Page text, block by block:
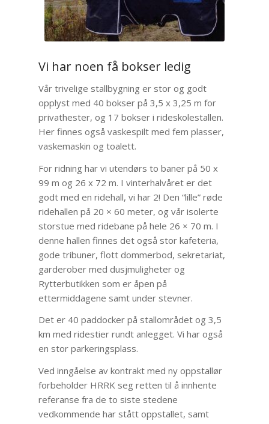
Vi har noen få bokser ledig
Vår trivelige stallbygning er stor og godt
opplyst med 40 bokser på 3,5 x 3,25 m for
privathester, og 17 bokser i rideskolestallen.
Her finnes også vaskespilt med fem plasser,
vaskemaskin og toalett.
For ridning har vi utendørs to baner på 50 x
99 m og 26 x 72 m. I vinterhalvåret er det
godt med en ridehall, vi har 2! Den “lille” røde
ridehallen på 20 × 60 meter, og vår isolerte
storstue med ridebane på hele 26 × 70 m. I
denne hallen finnes det også stor kafeteria,
gode tribuner, flott dommerbod, sekretariat,
garderober med dusjmuligheter og
Rytterbutikken som er åpen på
ettermiddagene samt under stevner.
Det er 40 paddocker på stallområdet og 3,5
km med ridestier rundt anlegget. Vi har også
en stor parkeringsplass.
Ved inngåelse av kontrakt med ny oppstallør
forbeholder HRRK seg retten til å innhente
referanse fra de to siste stedene
vedkommende har stått oppstallet, samt